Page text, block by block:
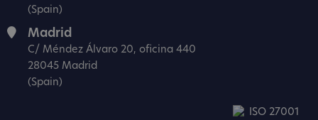
(Spain)
Madrid
C/ Méndez Álvaro 20, oficina 440
28045 Madrid
(Spain)